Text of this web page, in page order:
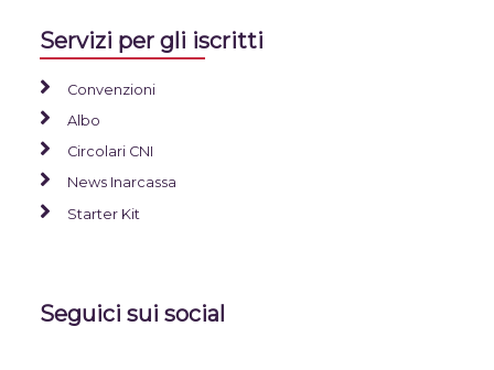
Servizi per gli iscritti
Convenzioni
Albo
Circolari CNI
News Inarcassa
Starter Kit
Seguici sui social